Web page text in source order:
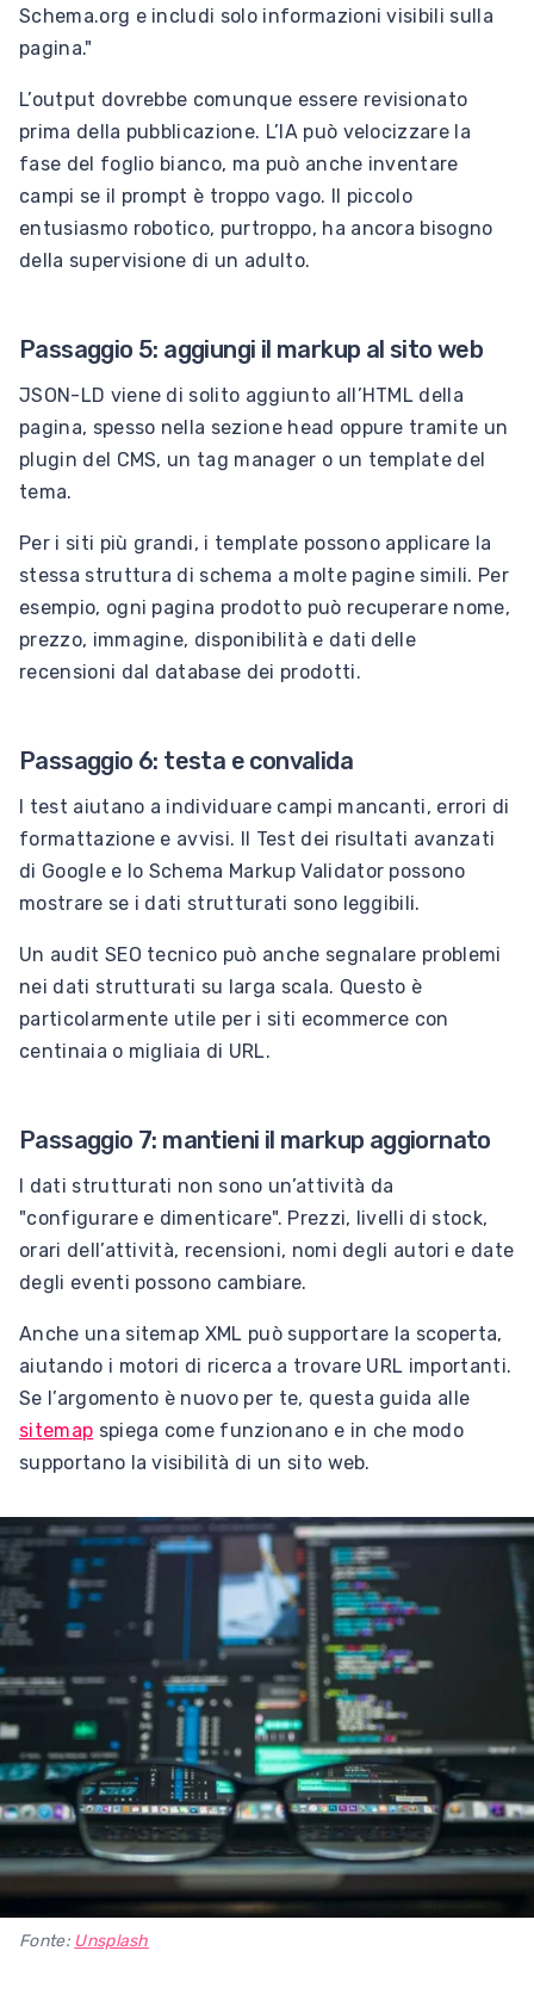
Schema.org e includi solo informazioni visibili sulla
pagina."
L’output dovrebbe comunque essere revisionato
prima della pubblicazione. L’IA può velocizzare la
fase del foglio bianco, ma può anche inventare
campi se il prompt è troppo vago. Il piccolo
entusiasmo robotico, purtroppo, ha ancora bisogno
della supervisione di un adulto.
Passaggio 5: aggiungi il markup al sito web
JSON-LD viene di solito aggiunto all’HTML della
pagina, spesso nella sezione head oppure tramite un
plugin del CMS, un tag manager o un template del
tema.
Per i siti più grandi, i template possono applicare la
stessa struttura di schema a molte pagine simili. Per
esempio, ogni pagina prodotto può recuperare nome,
prezzo, immagine, disponibilità e dati delle
recensioni dal database dei prodotti.
Passaggio 6: testa e convalida
I test aiutano a individuare campi mancanti, errori di
formattazione e avvisi. Il Test dei risultati avanzati
di Google e lo Schema Markup Validator possono
mostrare se i dati strutturati sono leggibili.
Un audit SEO tecnico può anche segnalare problemi
nei dati strutturati su larga scala. Questo è
particolarmente utile per i siti ecommerce con
centinaia o migliaia di URL.
Passaggio 7: mantieni il markup aggiornato
I dati strutturati non sono un’attività da
"configurare e dimenticare". Prezzi, livelli di stock,
orari dell’attività, recensioni, nomi degli autori e date
degli eventi possono cambiare.
Anche una sitemap XML può supportare la scoperta,
aiutando i motori di ricerca a trovare URL importanti.
Se l’argomento è nuovo per te, questa guida alle
sitemap spiega come funzionano e in che modo
supportano la visibilità di un sito web.
Fonte: Unsplash